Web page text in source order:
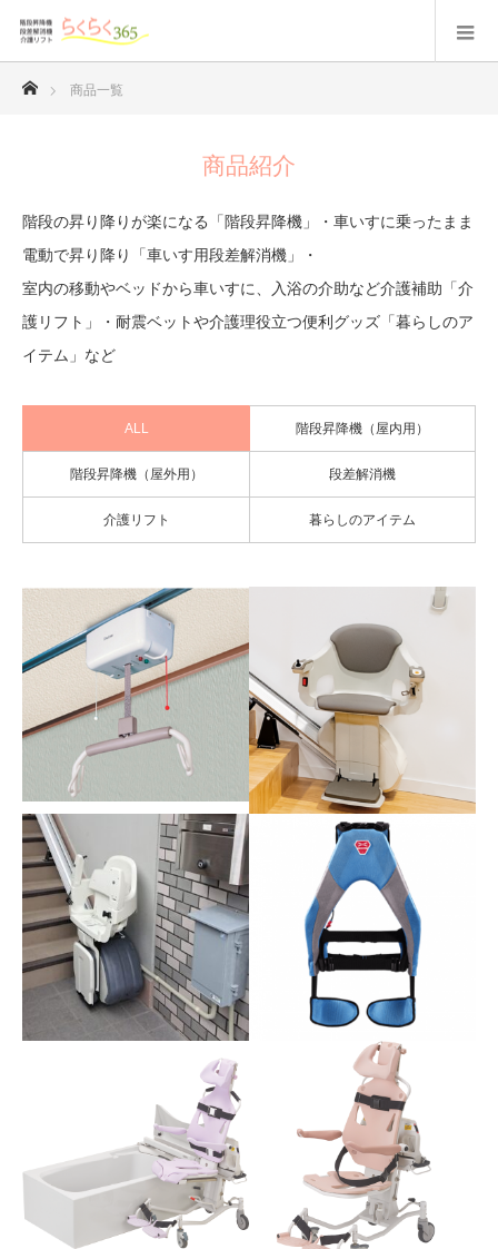
ホーム
商品一覧
商品紹介
階段の昇り降りが楽になる「階段昇降機」・車いすに乗ったまま
電動で昇り降り「車いす用段差解消機」・
室内の移動やベッドから車いすに、入浴の介助など介護補助「介
護リフト」・耐震ベットや介護理役立つ便利グッズ「暮らしのア
イテム」など
ALL 階段昇降機（屋内用）
階段昇降機（屋外用） 段差解消機
介護リフト 暮らしのアイテム
パートナー
ラクラク介護で暮らし、もっ
とイキイキ。 何かと頼りにな
る「パートナー」です。 豊富
なレールシステムが様々な生
活パターン、住宅事情への対
応を可能にします。
直線階段用のS100は安全性と
快適さを追求した階段昇降機
です。操作は手元のレバーを
倒すだけの簡単操作で、上階
での昇降は自動旋回する自動
マッスルスーツ Every